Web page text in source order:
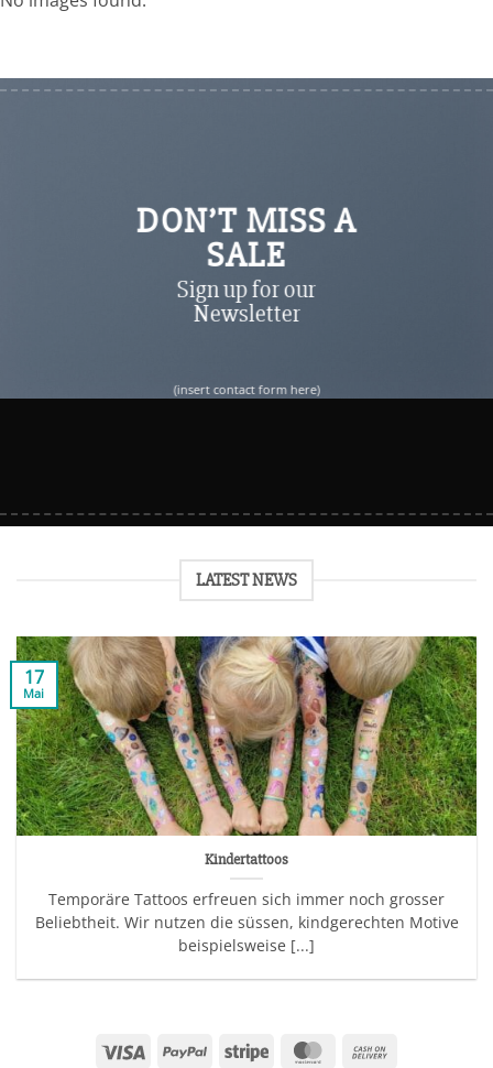
DON’T MISS A
SALE
Sign up for our
Newsletter
(insert contact form here)
LATEST NEWS
Kindertattoos
Temporäre Tattoos erfreuen sich immer noch grosser
Beliebtheit. Wir nutzen die süssen, kindgerechten Motive
beispielsweise [...]
17
Mai
Visa PayPal Stripe MasterCard